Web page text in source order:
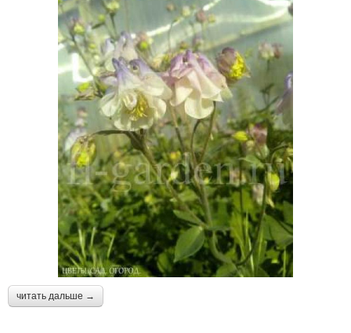
читать дальше →